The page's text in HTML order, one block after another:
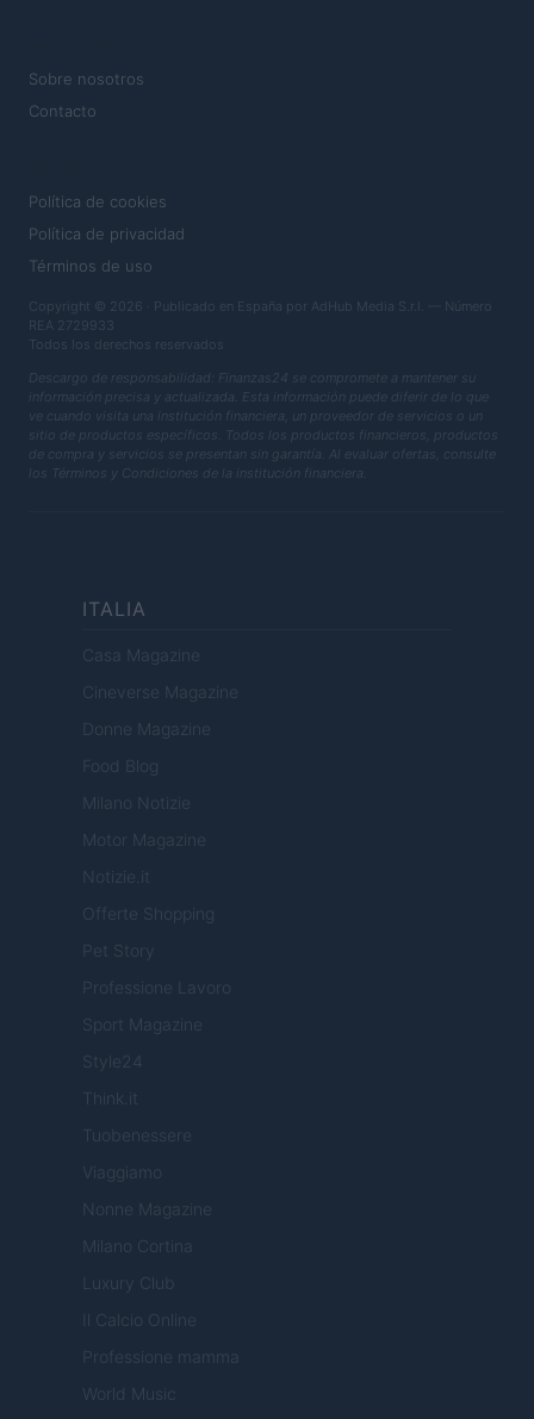
Sobre nosotros
Contacto
Política de cookies
Política de privacidad
Términos de uso
Copyright © 2026 · Publicado en España por AdHub Media S.r.l. — Número
REA 2729933
Todos los derechos reservados
Descargo de responsabilidad: Finanzas24 se compromete a mantener su
información precisa y actualizada. Esta información puede diferir de lo que
ve cuando visita una institución financiera, un proveedor de servicios o un
sitio de productos específicos. Todos los productos financieros, productos
de compra y servicios se presentan sin garantía. Al evaluar ofertas, consulte
los Términos y Condiciones de la institución financiera.
ITALIA
Casa Magazine
Cineverse Magazine
Donne Magazine
Food Blog
Milano Notizie
Motor Magazine
Notizie.it
Offerte Shopping
Pet Story
Professione Lavoro
Sport Magazine
Style24
Think.it
Tuobenessere
Viaggiamo
Nonne Magazine
Milano Cortina
Luxury Club
Il Calcio Online
Professione mamma
World Music